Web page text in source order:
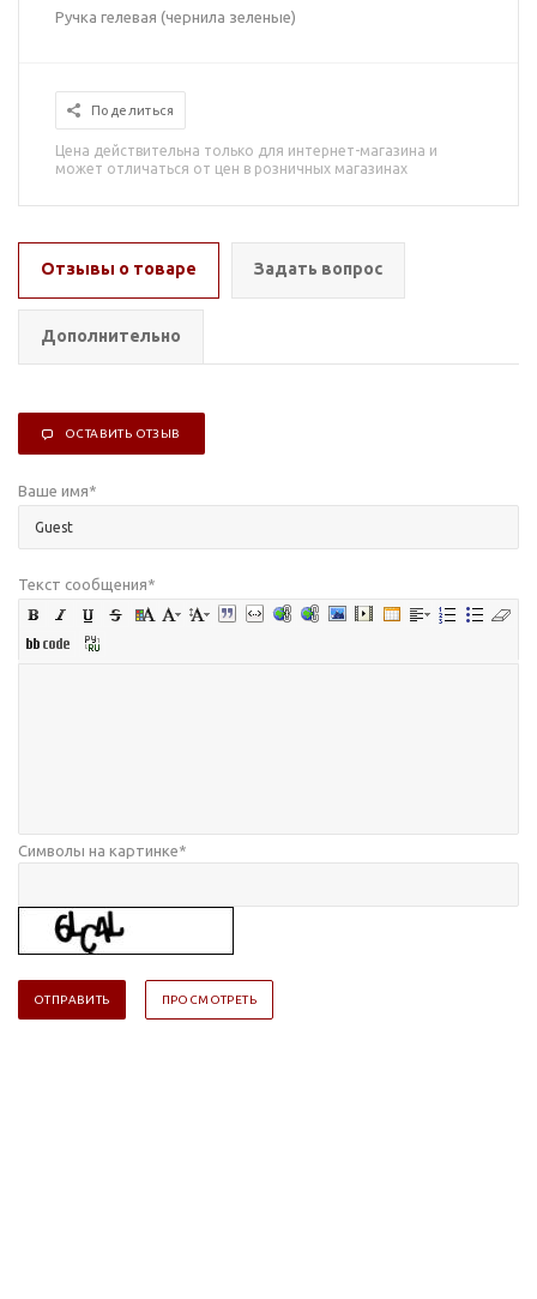
Ручка гелевая (чернила зеленые)
Поделиться
Цена действительна только для интернет-магазина и
может отличаться от цен в розничных магазинах
Отзывы о товаре Задать вопрос
Дополнительно
ОСТАВИТЬ ОТЗЫВ
Ваше имя*
Текст сообщения*
Символы на картинке*